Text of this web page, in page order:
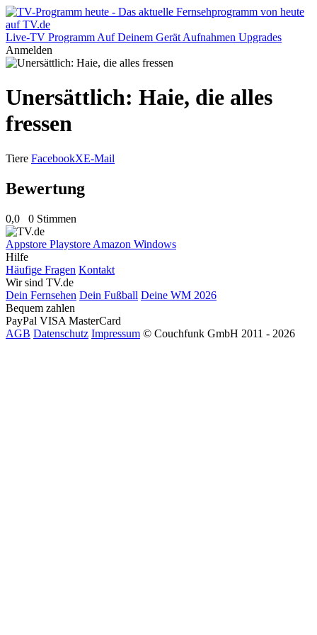
Live-TV Programm Auf Deinem Gerät Aufnahmen Upgrades
Anmelden
Unersättlich: Haie, die alles
fressen
Tiere FacebookXE-Mail
Bewertung
0,0 0 Stimmen
Appstore Playstore Amazon Windows
Hilfe
Häufige Fragen Kontakt
Wir sind TV.de
Dein Fernsehen Dein Fußball Deine WM 2026
Bequem zahlen
PayPal VISA MasterCard
AGB Datenschutz Impressum © Couchfunk GmbH 2011 - 2026